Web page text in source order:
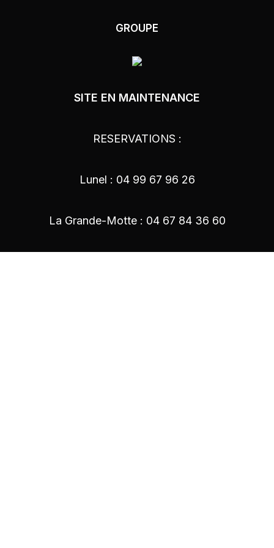
GROUPE
SITE EN MAINTENANCE
RESERVATIONS :
Lunel : 04 99 67 96 26
La Grande-Motte : 04 67 84 36 60